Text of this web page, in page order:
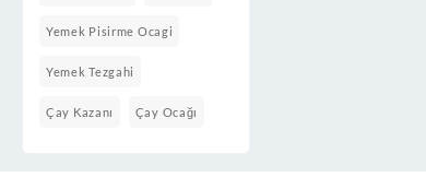
Yemek Pisirme Ocagi
Yemek Tezgahi
Çay Kazanı Çay Ocağı